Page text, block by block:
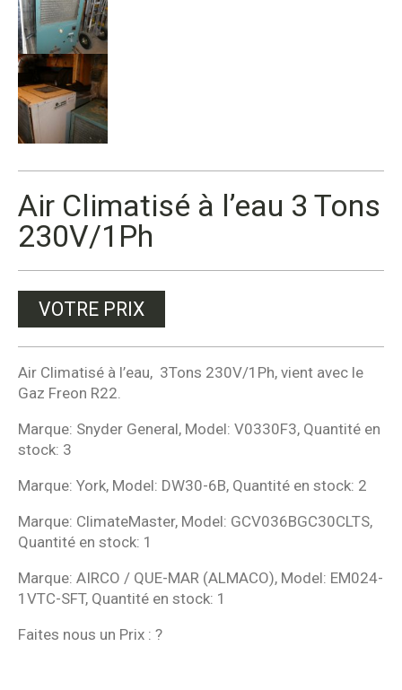
Air Climatisé à l’eau 3 Tons
230V/1Ph
VOTRE PRIX
Air Climatisé à l’eau, 3Tons 230V/1Ph, vient avec le
Gaz Freon R22.
Marque: Snyder General, Model: V0330F3, Quantité en
stock: 3
Marque: York, Model: DW30-6B, Quantité en stock: 2
Marque: ClimateMaster, Model: GCV036BGC30CLTS,
Quantité en stock: 1
Marque: AIRCO / QUE-MAR (ALMACO), Model: EM024-
1VTC-SFT, Quantité en stock: 1
Faites nous un Prix : ?